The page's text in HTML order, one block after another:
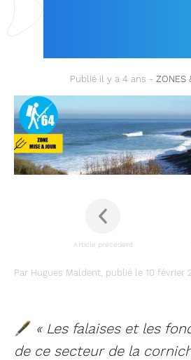
Publié il y a 4 ans - ZONES
Article précédent
Par Hugues Maldent, publié le 10 février
🖋 « Les falaises et les
de ce secteur de la